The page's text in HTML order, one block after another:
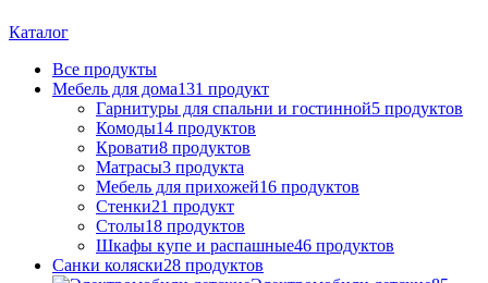
Каталог
Все продукты
Мебель для дома131 продукт
Гарнитуры для спальни и гостинной5 продуктов
Комоды14 продуктов
Кровати8 продуктов
Матрасы3 продукта
Мебель для прихожей16 продуктов
Стенки21 продукт
Столы18 продуктов
Шкафы купе и распашные46 продуктов
Санки коляски28 продуктов